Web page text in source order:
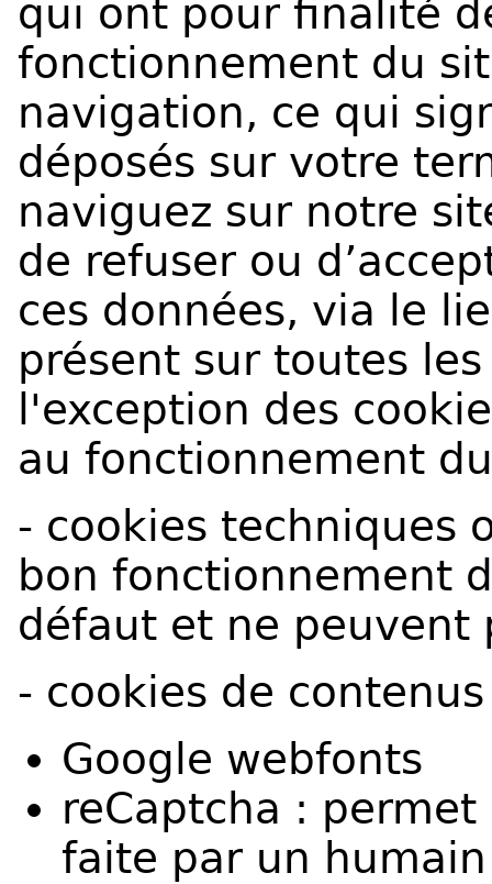
qui ont pour finalité
fonctionnement du
navigation, ce qui
déposés sur votre
naviguez sur notre
de refuser ou
ces données, via le
présent sur toutes
l'exception des
au fonctionnement
- cookies techniques
bon fonctionnement
défaut et ne peuvent
- cookies de
Google webfonts
reCaptcha :
faite par un